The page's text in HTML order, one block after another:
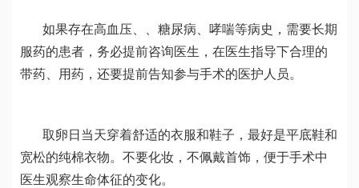
如果存在高血压、、糖尿病、哮喘等病史，需要长期
服药的患者，务必提前咨询医生，在医生指导下合理的
带药、用药，还要提前告知参与手术的医护人员。
取卵日当天穿着舒适的衣服和鞋子，最好是平底鞋和
宽松的纯棉衣物。不要化妆，不佩戴首饰，便于手术中
医生观察生命体征的变化。